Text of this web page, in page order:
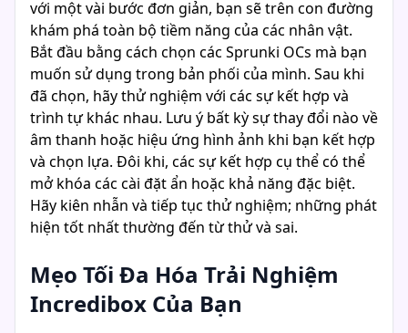
với một vài bước đơn giản, bạn sẽ trên con đường
khám phá toàn bộ tiềm năng của các nhân vật.
Bắt đầu bằng cách chọn các Sprunki OCs mà bạn
muốn sử dụng trong bản phối của mình. Sau khi
đã chọn, hãy thử nghiệm với các sự kết hợp và
trình tự khác nhau. Lưu ý bất kỳ sự thay đổi nào về
âm thanh hoặc hiệu ứng hình ảnh khi bạn kết hợp
và chọn lựa. Đôi khi, các sự kết hợp cụ thể có thể
mở khóa các cài đặt ẩn hoặc khả năng đặc biệt.
Hãy kiên nhẫn và tiếp tục thử nghiệm; những phát
hiện tốt nhất thường đến từ thử và sai.
Mẹo Tối Đa Hóa Trải Nghiệm
Incredibox Của Bạn